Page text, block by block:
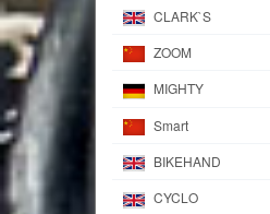
CLARK`S
ZOOM
MIGHTY
Smart
BIKEHAND
CYCLO